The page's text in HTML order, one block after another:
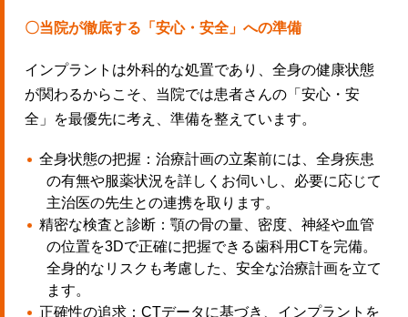
〇当院が徹底する「安心・安全」への準備
インプラントは外科的な処置であり、全身の健康状態
が関わるからこそ、当院では患者さんの「安心・安
全」を最優先に考え、準備を整えています。
全身状態の把握：治療計画の立案前には、全身疾患
の有無や服薬状況を詳しくお伺いし、必要に応じて
主治医の先生との連携を取ります。
精密な検査と診断：顎の骨の量、密度、神経や血管
の位置を3Dで正確に把握できる歯科用CTを完備。
全身的なリスクも考慮した、安全な治療計画を立て
ます。
正確性の追求：CTデータに基づき、インプラントを